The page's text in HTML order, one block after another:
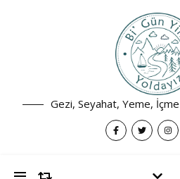
Gezi, Seyahat, Yeme,